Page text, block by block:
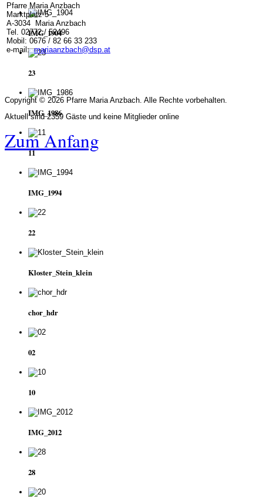
IMG_1904
23
IMG_1986
11
IMG_1994
22
Kloster_Stein_klein
chor_hdr
02
10
IMG_2012
28
Pfarre Maria Anzbach
Marktplatz 5
A-3034 Maria Anzbach
Tel. 02772 / 52496
Mobil: 0676 / 82 66 33 233
e-mail:mariaanzbach@dsp.at
Copyright © 2026 Pfarre Maria Anzbach. Alle Rechte vorbehalten.
Aktuell sind 2359 Gäste und keine Mitglieder online
Zum Anfang